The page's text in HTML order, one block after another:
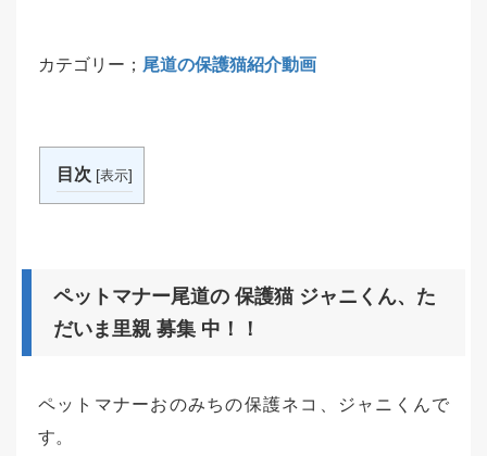
カテゴリー； 尾道の保護猫紹介動画
目次 [表示]
ペットマナー尾道の 保護猫 ジャニくん、た
だいま里親 募集 中！！
ペットマナーおのみちの保護ネコ、ジャニくんで
す。